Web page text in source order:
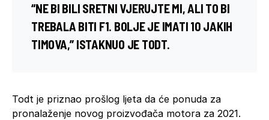
“NE BI BILI SRETNI VJERUJTE MI, ALI TO BI
TREBALA BITI F1. BOLJE JE IMATI 10 JAKIH
TIMOVA,” ISTAKNUO JE TODT.
Todt je priznao prošlog ljeta da će ponuda za
pronalaženje novog proizvođača motora za 2021.